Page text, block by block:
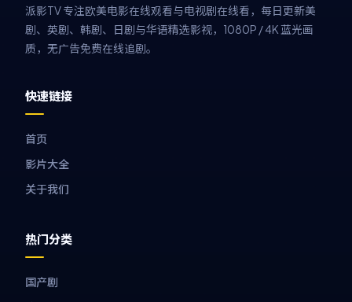
派影TV 专注欧美电影在线观看与电视剧在线看，每日更新美
剧、英剧、韩剧、日剧与华语精选影视，1080P / 4K 蓝光画
质，无广告免费在线追剧。
快速链接
首页
影片大全
关于我们
热门分类
国产剧